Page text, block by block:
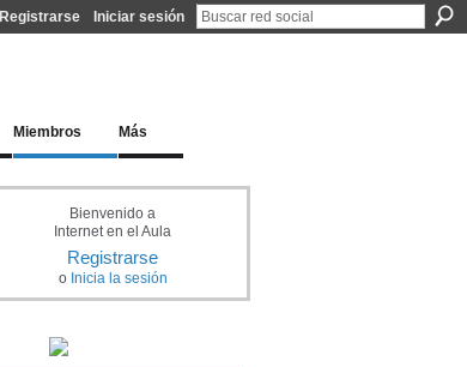
Registrarse Iniciar sesión
Miembros Más
Bienvenido a
Internet en el Aula
Registrarse
o Inicia la sesión